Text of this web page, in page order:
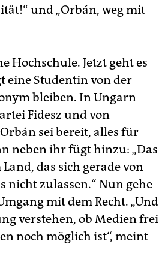
und „Orbán, weg mit
Hochschule. Jetzt geht es
eine Studentin von der
bleiben. In Ungarn
Fidesz und von
sei bereit, alles für
neben ihr fügt hinzu: „Das
das sich gerade von
nicht zulassen.“ Nun gehe
mit dem Recht. „Und
verstehen, ob Medien frei
noch möglich ist“, meint